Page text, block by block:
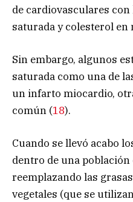
de cardiovasculares
saturada y colesterol en
Sin embargo, algunos
saturada como una de
un infarto miocardio,
común (18).
Cuando se llevó acabo
dentro de una población
reemplazando las
vegetales (que se